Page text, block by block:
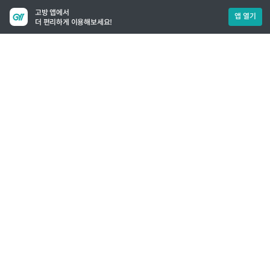
고방 앱에서
더 편리하게 이용해보세요!
앱 열기